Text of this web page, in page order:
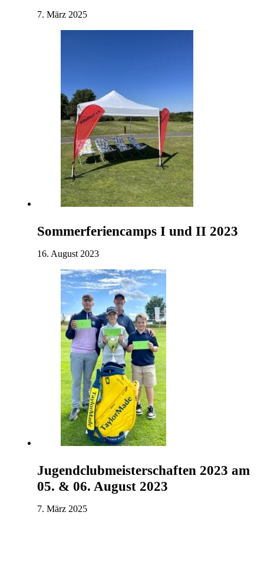
7. März 2025
Sommerferiencamps I und II 2023
16. August 2023
Jugendclubmeisterschaften 2023 am
05. & 06. August 2023
7. März 2025